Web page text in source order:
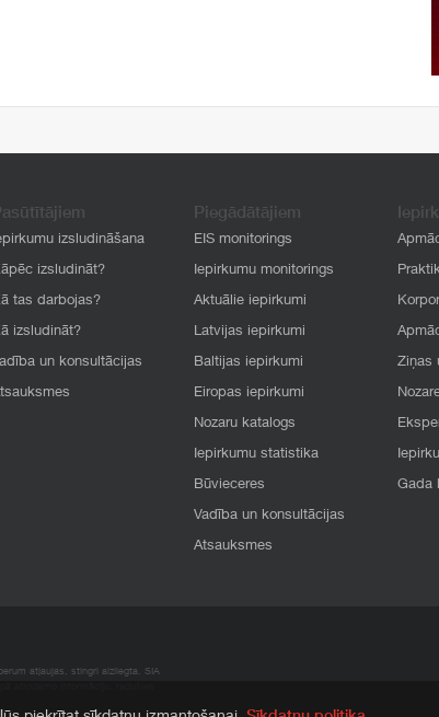
izsludināšana
izsludināt?
tas darbojas?
izsludināt?
un konsultācijas
Piegādātājiem
EIS monitorings
Iepirkumu monitorings
Aktuālie iepirkumi
Latvijas iepirkumi
Baltijas iepirkumi
Eiropas iepirkumi
Nozaru katalogs
Iepirkumu statistika
Būvieceres
Vadība un konsultācijas
Atsauksmes
Ziņas
Gada
atļaujas, stingri aizliegta. SIA